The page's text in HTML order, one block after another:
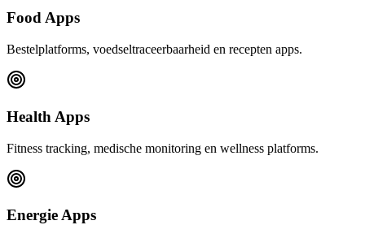
Food Apps
Bestelplatforms, voedseltraceerbaarheid en recepten apps.
Health Apps
Fitness tracking, medische monitoring en wellness platforms.
Energie Apps